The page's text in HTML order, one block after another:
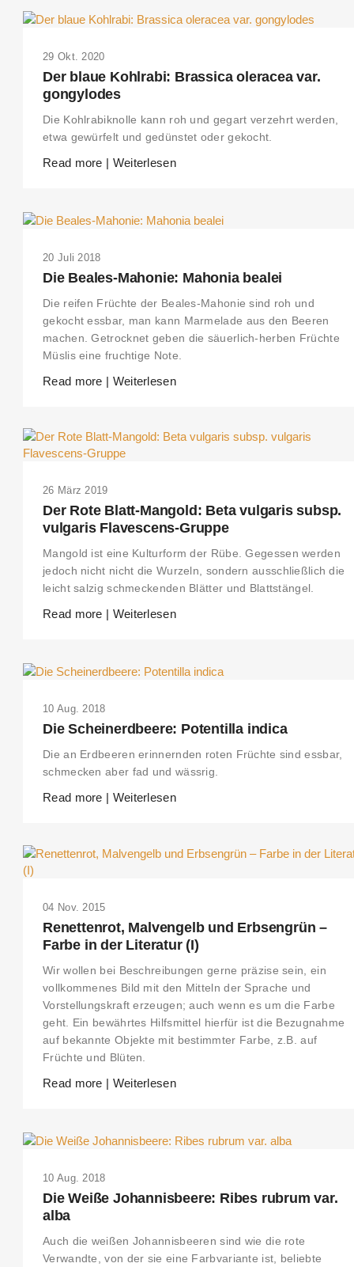
29 Okt. 2020
Der blaue Kohlrabi: Brassica oleracea var.
gongylodes
Die Kohlrabiknolle kann roh und gegart verzehrt werden,
etwa gewürfelt und gedünstet oder gekocht.
Read more | Weiterlesen
20 Juli 2018
Die Beales-Mahonie: Mahonia bealei
Die reifen Früchte der Beales-Mahonie sind roh und
gekocht essbar, man kann Marmelade aus den Beeren
machen. Getrocknet geben die säuerlich-herben Früchte
Müslis eine fruchtige Note.
Read more | Weiterlesen
26 März 2019
Der Rote Blatt-Mangold: Beta vulgaris subsp.
vulgaris Flavescens-Gruppe
Mangold ist eine Kulturform der Rübe. Gegessen werden
jedoch nicht nicht die Wurzeln, sondern ausschließlich die
leicht salzig schmeckenden Blätter und Blattstängel.
Read more | Weiterlesen
10 Aug. 2018
Die Scheinerdbeere: Potentilla indica
Die an Erdbeeren erinnernden roten Früchte sind essbar,
schmecken aber fad und wässrig.
Read more | Weiterlesen
04 Nov. 2015
Renettenrot, Malvengelb und Erbsengrün –
Farbe in der Literatur (I)
Wir wollen bei Beschreibungen gerne präzise sein, ein
vollkommenes Bild mit den Mitteln der Sprache und
Vorstellungskraft erzeugen; auch wenn es um die Farbe
geht. Ein bewährtes Hilfsmittel hierfür ist die Bezugnahme
auf bekannte Objekte mit bestimmter Farbe, z.B. auf
Früchte und Blüten.
Read more | Weiterlesen
10 Aug. 2018
Die Weiße Johannisbeere: Ribes rubrum var.
alba
Auch die weißen Johannisbeeren sind wie die rote
Verwandte, von der sie eine Farbvariante ist, beliebte